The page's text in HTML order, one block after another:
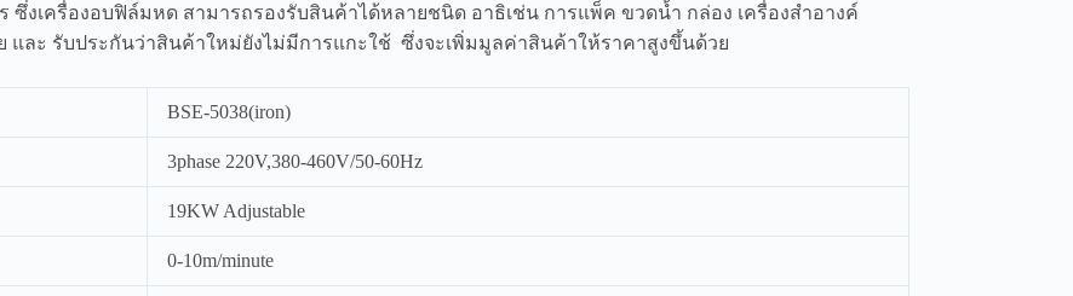
งเครื่องอบฟิล์มหด สามารถรองรับสินค้าได้หลายชนิด อาธิเช่น การแพ็ค ขวดน้ำ กล่อง เครื่องสำอางค์
ละ รับประกันว่าสินค้าใหม่ยังไม่มีการแกะใช้ ซึ่งจะเพิ่มมูลค่าสินค้าให้ราคาสูงขึ้นด้วย
BSE-5038(iron)
3phase 220V,380-460V/50-60Hz
19KW Adjustable
0-10m/minute